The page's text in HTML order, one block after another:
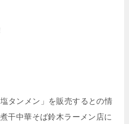
タンメン」を販売するとの情
干中華そば鈴木ラーメン店に